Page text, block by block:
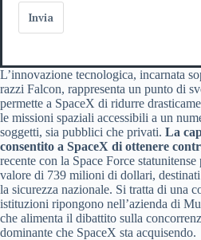
Invia
L’innovazione tecnologica, incarnata
razzi Falcon, rappresenta un punto di
permette a SpaceX di ridurre
le missioni spaziali accessibili a un
soggetti, sia pubblici che privati. La
consentito a SpaceX di ottenere
recente con la Space Force
valore di 739 milioni di dollari,
la sicurezza nazionale. Si tratta di una
istituzioni ripongono nell’azienda di
che alimenta il dibattito sulla
dominante che SpaceX sta acquisendo.